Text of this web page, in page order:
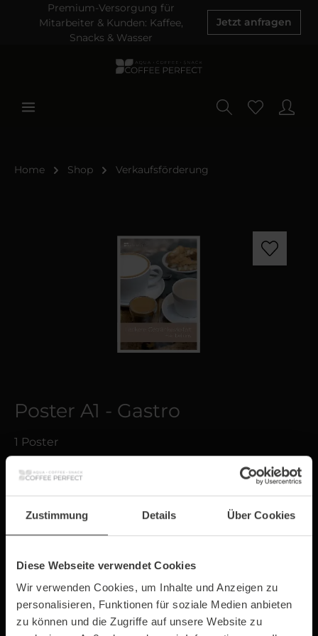
Zustimmung Details Über Cookies
Diese Webseite verwendet Cookies
Wir verwenden Cookies, um Inhalte und Anzeigen zu
personalisieren, Funktionen für soziale Medien anbieten
zu können und die Zugriffe auf unsere Website zu
Premium-Versorgung für
Mitarbeiter & Kunden: Kaffee,
Snacks & Wasser
Jetzt anfragen
Home Shop Verkaufsförderung
Poster A1 - Gastro
1 Poster
2,99 €*
Preise exkl. MwSt. zzgl. Versandkosten